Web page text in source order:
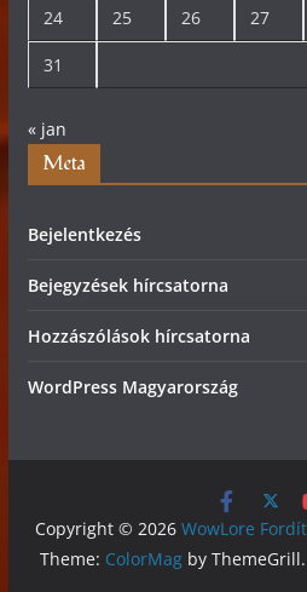
24 25 26 27
31
« jan
Meta
Bejelentkezés
Bejegyzések hírcsatorna
Hozzászólások hírcsatorna
WordPress Magyarország
Copyright © 2026 WowLore
Theme: ColorMagby